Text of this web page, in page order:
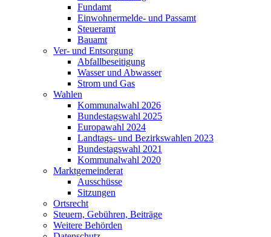
Fundamt
Einwohnermelde- und Passamt
Steueramt
Bauamt
Ver- und Entsorgung
Abfallbeseitigung
Wasser und Abwasser
Strom und Gas
Wahlen
Kommunalwahl 2026
Bundestagswahl 2025
Europawahl 2024
Landtags- und Bezirkswahlen 2023
Bundestagswahl 2021
Kommunalwahl 2020
Marktgemeinderat
Ausschüsse
Sitzungen
Ortsrecht
Steuern, Gebühren, Beiträge
Weitere Behörden